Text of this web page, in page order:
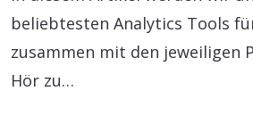
beliebtesten Analytics Tools
zusammen mit den jeweiligen
Hör zu…